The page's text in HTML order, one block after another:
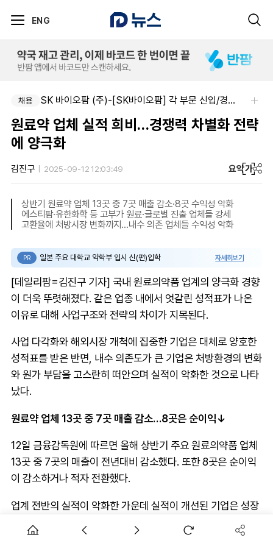
ENG
채용 SK 바이오팜 (주)-[SK바이오팜] 각 부문 신입/경력 구성원 영입
원료약 업체 실적 희비…경쟁력 차별화 전략
에 양극화
김진구 2025-09-12 12:03:49 요약가
상반기 원료약 업체 13곳 중 7곳 매출 감소·8곳 수익성 악화
에스티팜·유한화학 등 고부가 원료·글로벌 진출 업체들 강세
고환율에 처방시장 변화까지…내수 의존 업체들 수익성 악화
PR 일본 주요 대학교 약학부 입시 신(편)입학 자세히보기
[데일리팜=김진구 기자] 국내 원료의약품 업계의 양극화 경향
이 더욱 뚜렷해졌다. 같은 업종 내에서 엇갈린 성적표가 나온
이유로 대해 사업구조와 전략의 차이가 지목된다.
사업 다각화와 해외시장 개척에 집중한 기업은 대체로 양호한
성적표를 받은 반면, 내수 의존도가 큰 기업은 처방환경의 변화
와 원가 부담을 고스란히 떠안으며 실적이 악화한 것으로 나타
났다.
원료약 업체 13곳 중 7곳 매출 감소…8곳은 순이익↓
12일 금융감독원에 따르면 올해 상반기 주요 원료의약품 업체
13곳 중 7곳의 매출이 전년대비 감소했다. 또한 8곳은 순이익
이 감소하거나 적자 전환했다.
업계 전반의 실적이 악화한 가운데 실적이 개선된 기업은 성장
세가 가파른 경향을 보인다. 유한화학은 작년 상반기 1186억원
이던 매출이 올 상반기 1492억원으로 26% 늘었다. 순이익은